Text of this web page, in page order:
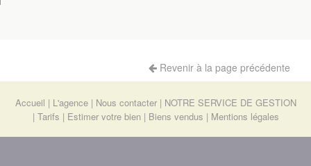
Revenir à la page précédente
Accueil L'agence Nous contacter
NOTRE SERVICE DE GESTION
Tarifs
Estimer votre bien Biens vendus Mentions légales